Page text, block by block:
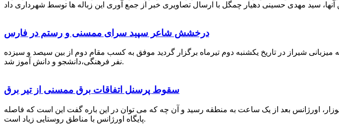
درخشش شاعر سپید سرای ممسنی و رستم در فارس
شیراز در تاریخ یکشنبه دوم تیرماه برگزار گردید موفق به کسب مقام دوم از بین سیصد و سیزده
نفر فرهنگی،دانشجو و دانش آموز شد.
سقوط پرسنل اتفاقات برق ممسنی از تیر برق
اورژانس بعد از یک ساعت به منطقه رسید و آن چه که می توان در این باره گفت این است که فاصله
پایگاه اورژانس با مناطق روستایی زیاد است.